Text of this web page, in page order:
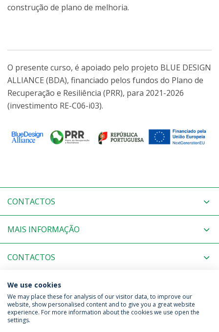
construção de plano de melhoria.
O presente curso, é apoiado pelo projeto BLUE DESIGN
ALLIANCE (BDA), financiado pelos fundos do Plano de
Recuperação e Resiliência (PRR), para 2021-2026
(investimento RE-C06-i03).
CONTACTOS
MAIS INFORMAÇÃO
CONTACTOS
MAIS INFORMAÇÃO
Política de Privacidade
Termos & Condições
We use cookies
We may place these for analysis of our visitor data, to improve our
website, show personalised content and to give you a great website
experience. For more information about the cookies we use open the
settings.